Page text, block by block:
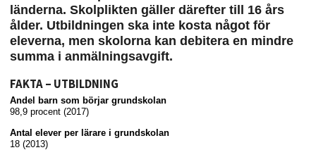
länderna. Skolplikten gäller därefter till 16 års
ålder. Utbildningen ska inte kosta något för
eleverna, men skolorna kan debitera en mindre
summa i anmälningsavgift.
FAKTA – UTBILDNING
Andel barn som börjar grundskolan
98,9 procent (2017)
Antal elever per lärare i grundskolan
18 (2013)